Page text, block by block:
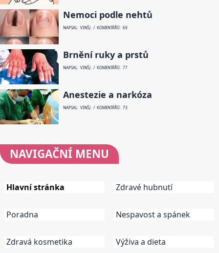
Nemoci podle nehtů
NAPSAL: VINŠ J. / KOMENTÁŘŮ: 69
Brnění ruky a prstů
NAPSAL: VINŠ J. / KOMENTÁŘŮ: 77
Anestezie a narkóza
NAPSAL: VINŠ J. / KOMENTÁŘŮ: 73
NAVIGAČNÍ MENU
Hlavní stránka
Poradna
Zdravá kosmetika
Zdravé hubnutí
Nespavost a spánek
Výživa a dieta